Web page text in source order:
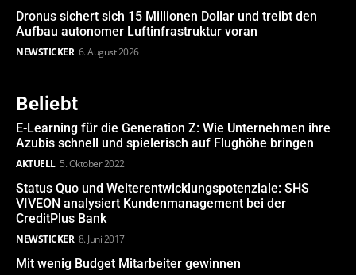
Dronus sichert sich 15 Millionen Dollar und treibt den
Aufbau autonomer Luftinfrastruktur voran
NEWSTICKER 6. August 2026
Beliebt
E-Learning für die Generation Z: Wie Unternehmen ihre
Azubis schnell und spielerisch auf Flughöhe bringen
AKTUELL 5. Oktober 2022
Status Quo und Weiterentwicklungspotenziale: SHS
VIVEON analysiert Kundenmanagement bei der
CreditPlus Bank
NEWSTICKER 8. Juni 2017
Mit wenig Budget Mitarbeiter gewinnen